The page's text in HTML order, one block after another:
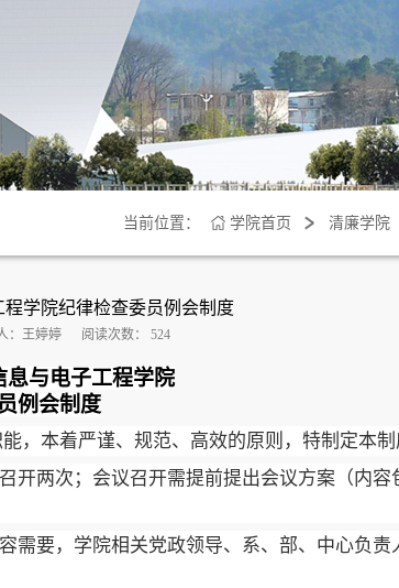
当前位置： 学院首页 清廉学院
学院纪律检查委员例会制度
：王婷婷 阅读次数： 524
息与电子工程学院
例会制度
，本着严谨、规范、高效的原则，特制定本制
召开两次 ； 会议召开需提前提出会议方案（内容
需要，学院相关党政领导、系、部、中心负责